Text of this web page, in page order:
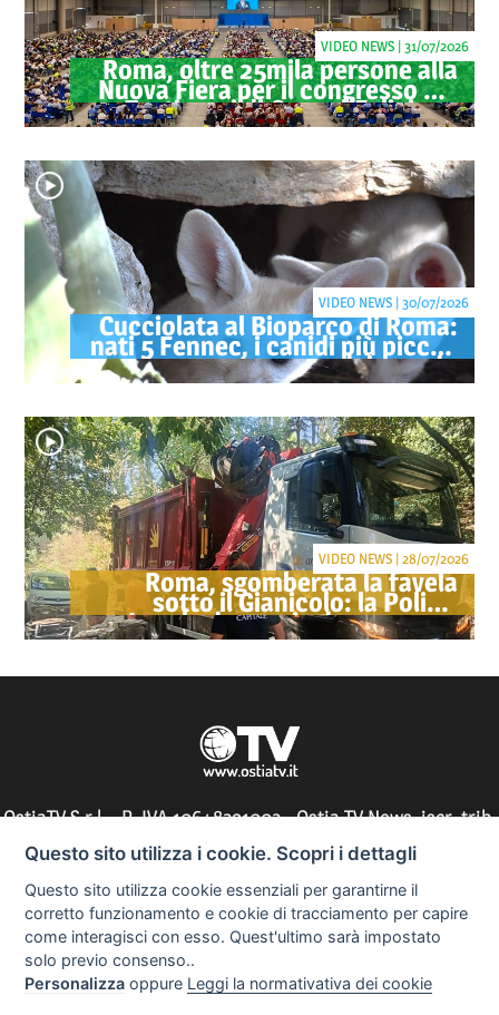
Roma, oltre 25mila persone alla
Nuova Fiera per il congresso dei
Testimoni di Geova "Felici per
sempre"
VIDEO NEWS | 31/07/2026
Cucciolata al Bioparco di Roma:
nati 5 Fennec, i canidi più piccoli
del mondo
VIDEO NEWS | 30/07/2026
Roma, sgomberata la favela
sotto il Gianicolo: la Polizia
Locale denuncia due persone
VIDEO NEWS | 28/07/2026
OstiaTV S.r.l. - P. IVA 10648291002 - Ostia TV News, iscr. trib.
di Roma n° 197/2010 - direttore responsabile: Silvia Tocci
Informazioni utili
Questo sito utilizza i cookie. Scopri i dettagli
Questo sito utilizza cookie essenziali per garantirne il
corretto funzionamento e cookie di tracciamento per capire
come interagisci con esso. Quest'ultimo sarà impostato
solo previo consenso..
Personalizza oppure Leggi la normativativa dei cookie